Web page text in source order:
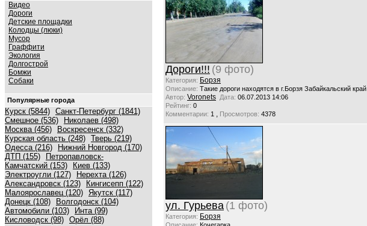
Видео
Дороги
Детские площадки
Колодцы (люки)
Мусор
Граффити
Экология
Долгострой
Бомжи
Собаки
Популярные города
Курск (5844) Санкт-Петербург (1841)
Смешное (536)
Николаев (498)
Москва (456)
Воскресенск (332)
Курская область (248) Тверь (219)
Одесса (216)
Нижний Новгород (170)
ДТП (155)
Петропавловск-
Камчатский (153)
Киев (133)
Электроугли (127)
Нерехта (126)
Александровск (123)
Кингисепп (122)
Малоярославец (120) Якутск (117)
Донецк (108)
Волгодонск (104)
Автомобили (103)
Инта (99)
Кисловодск (98) Орёл (88)
Дороги!!! (9 фото)
Категория: Борзя
Описание: Такие дороги находятся в г.Борзя Забайкальский край
Автор: Voronets Дата: 06.07.2013 14:06
Рейтинг: 0
Комментарии: 1 , Просмотров: 4378
ул. Гурьева (1 фото)
Категория: Борзя